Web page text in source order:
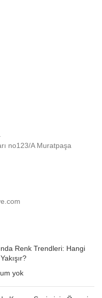
no123/A Muratpaşa
Renk Trendleri: Hangi
yok